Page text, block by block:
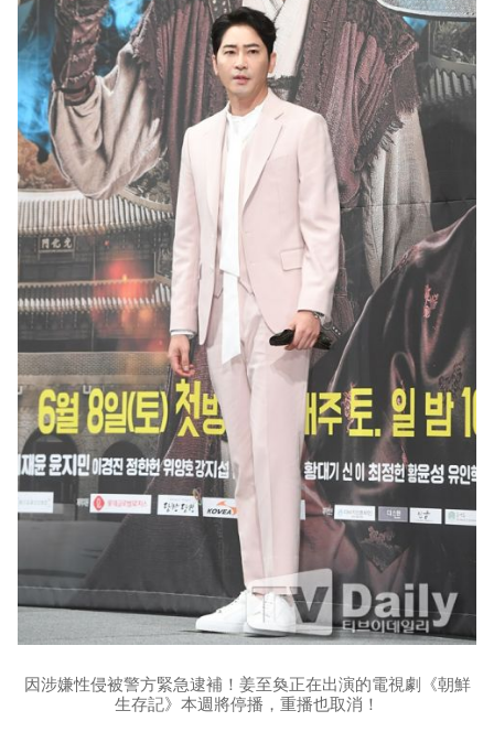
因涉嫌性侵被警方緊急逮補！姜至奐正在出演的電視劇《朝鮮
生存記》本週將停播，重播也取消！